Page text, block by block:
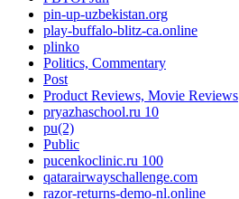
pin-up-uzbekistan.org
play-buffalo-blitz-ca.online
plinko
Politics, Commentary
Post
Product Reviews, Movie Reviews
pryazhaschool.ru 10
pu(2)
Public
pucenkoclinic.ru 100
qatarairwayschallenge.com
razor-returns-demo-nl.online